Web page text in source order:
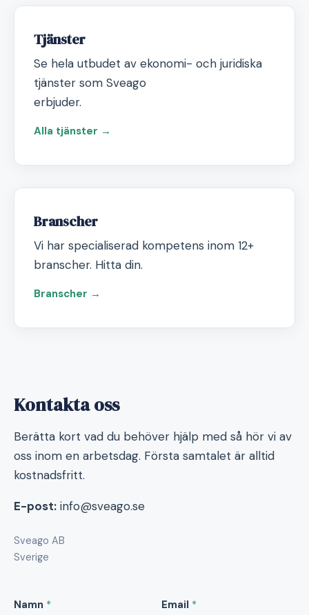
Tjänster
Se hela utbudet av ekonomi- och juridiska
tjänster som Sveago
erbjuder.
Alla tjänster →
Branscher
Vi har specialiserad kompetens inom 12+
branscher. Hitta din.
Branscher →
Kontakta oss
Berätta kort vad du behöver hjälp med så hör vi av
oss inom en arbetsdag. Första samtalet är alltid
kostnadsfritt.
E-post: info@sveago.se
Sveago AB
Sverige
Namn * Email *